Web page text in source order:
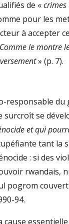
de «crimes
pour les
à accepter
Comme le montre
» (p. 7).
responsable du
surcroît se
et qui
tant la
: si des
rwandais,
pogrom
94.
cause